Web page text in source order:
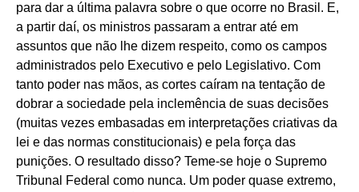
para dar a última palavra sobre o que ocorre no Brasil. E,
a partir daí, os ministros passaram a entrar até em
assuntos que não lhe dizem respeito, como os campos
administrados pelo Executivo e pelo Legislativo. Com
tanto poder nas mãos, as cortes caíram na tentação de
dobrar a sociedade pela inclemência de suas decisões
(muitas vezes embasadas em interpretações criativas da
lei e das normas constitucionais) e pela força das
punições. O resultado disso? Teme-se hoje o Supremo
Tribunal Federal como nunca. Um poder quase extremo,